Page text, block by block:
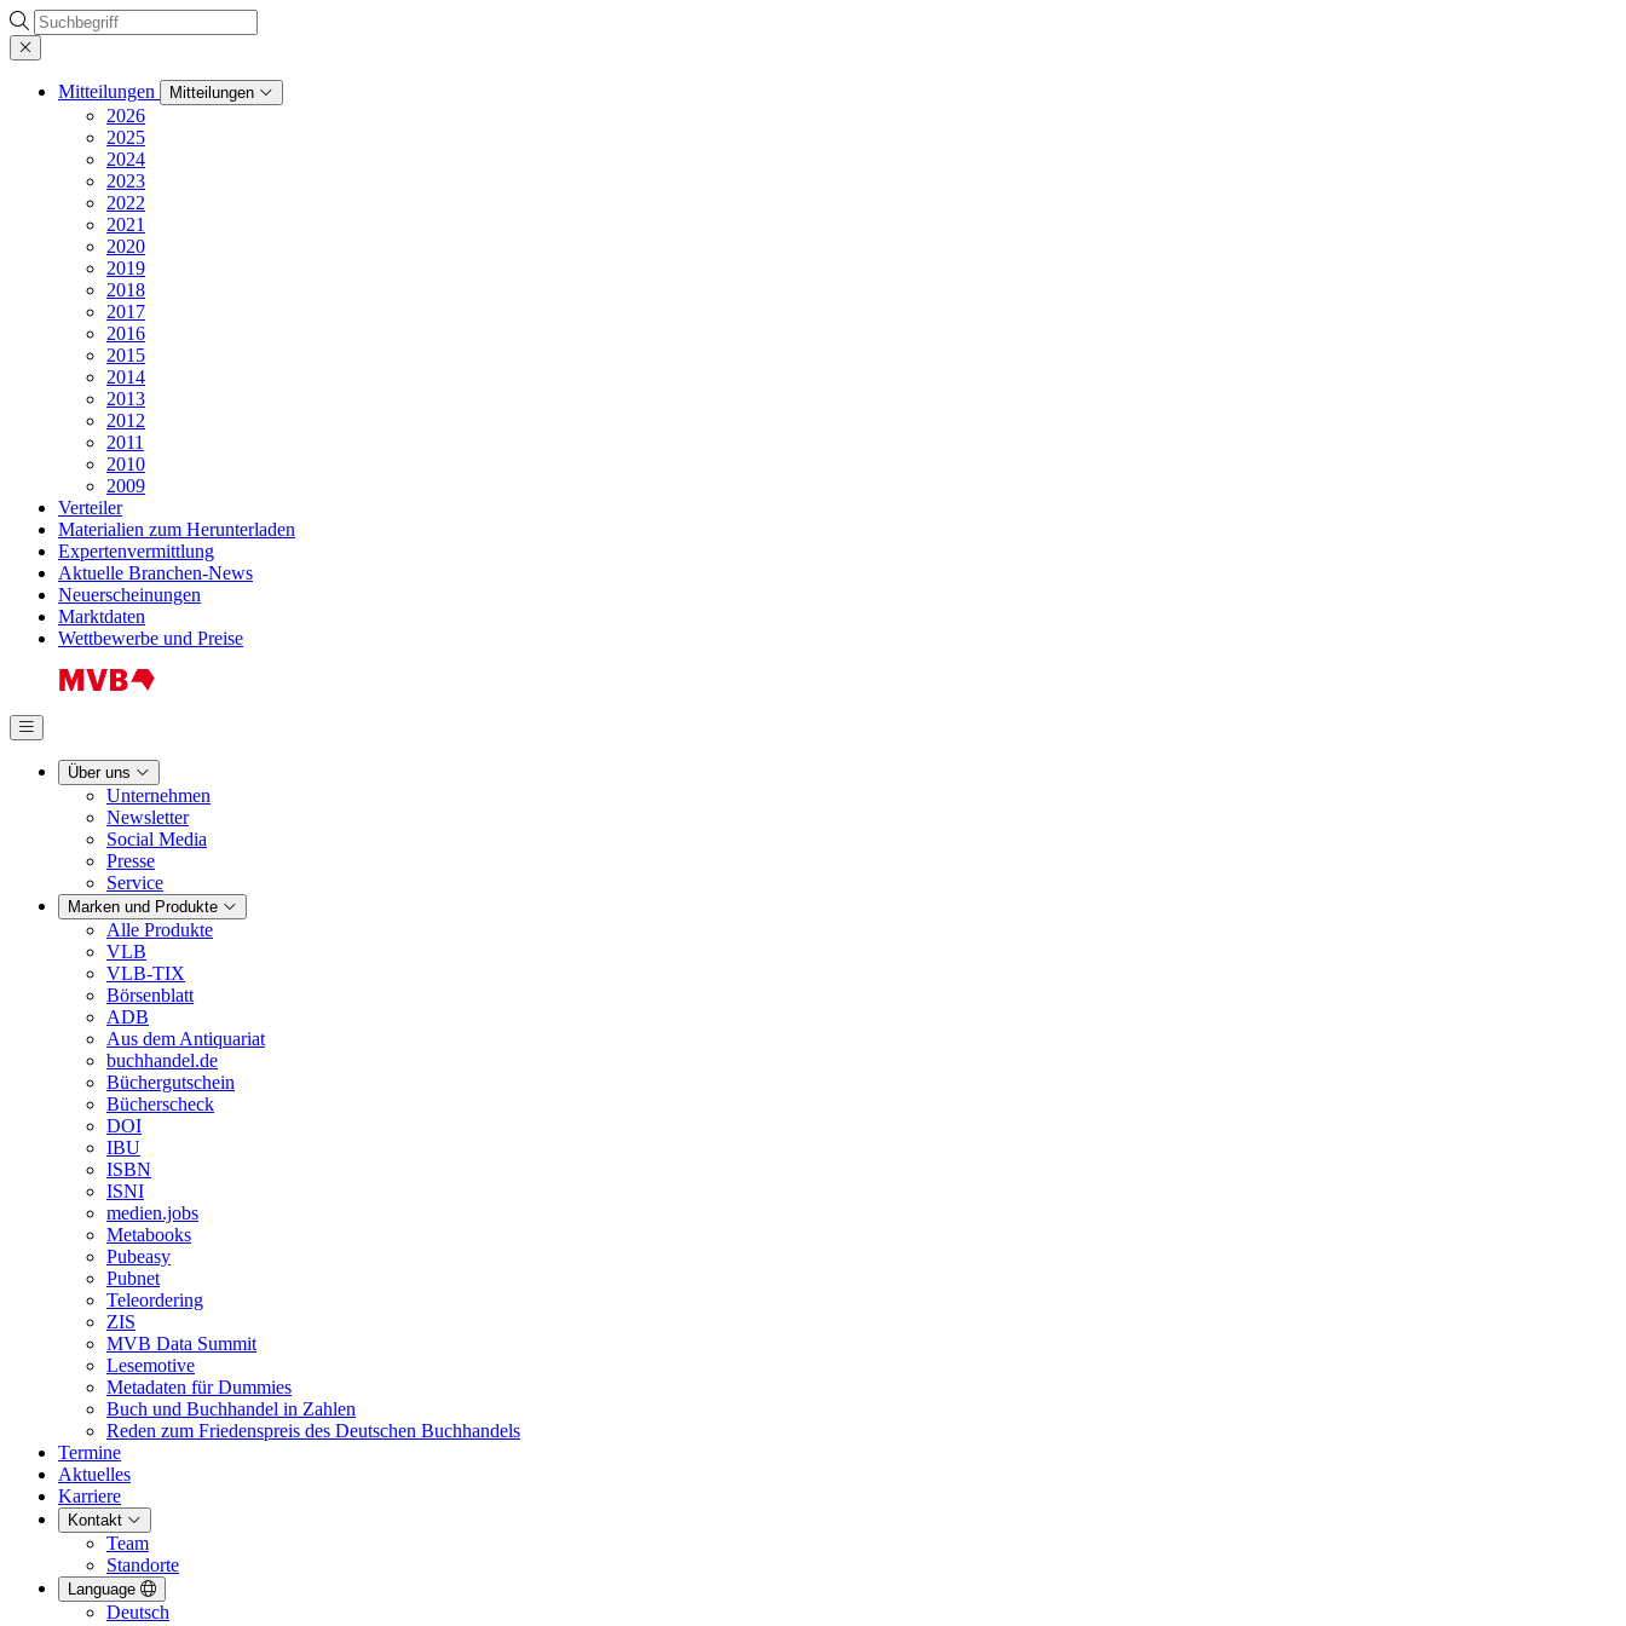
Suche
Mitteilungen Mitteilungen
2026
2025
2024
2023
2022
2021
2020
2019
2018
2017
2016
2015
2014
2013
2012
2011
2010
2009
Verteiler
Materialien zum Herunterladen
Expertenvermittlung
Aktuelle Branchen-News
Neuerscheinungen
Marktdaten
Wettbewerbe und Preise
Über uns
Unternehmen
Newsletter
Social Media
Presse
Service
Marken und Produkte
Alle Produkte
VLB
VLB-TIX
Börsenblatt
ADB
Aus dem Antiquariat
buchhandel.de
Büchergutschein
Bücherscheck
DOI
IBU
ISBN
ISNI
medien.jobs
Metabooks
Pubeasy
Pubnet
Teleordering
ZIS
MVB Data Summit
Lesemotive
Metadaten für Dummies
Buch und Buchhandel in Zahlen
Reden zum Friedenspreis des Deutschen Buchhandels
Termine
Aktuelles
Karriere
Kontakt
Team
Standorte
Language
Deutsch